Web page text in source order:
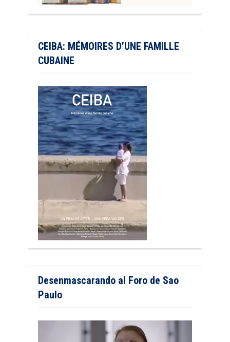
CEIBA: MÉMOIRES D’UNE FAMILLE
CUBAINE
Desenmascarando al Foro de Sao
Paulo